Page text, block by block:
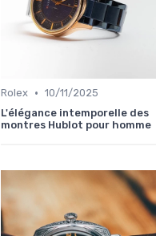
Rolex • 10/11/2025
L'élégance intemporelle des
montres Hublot pour homme